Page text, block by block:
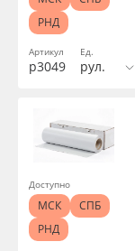
Артикул
р3049
Ед.
рул.
РНД
Доступно
МСК
СПБ
РНД